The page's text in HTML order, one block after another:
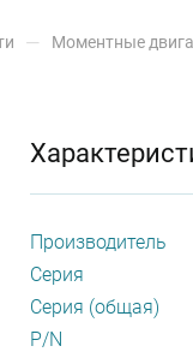
— Моментные
Производитель
Серия
Серия (общая)
P/N